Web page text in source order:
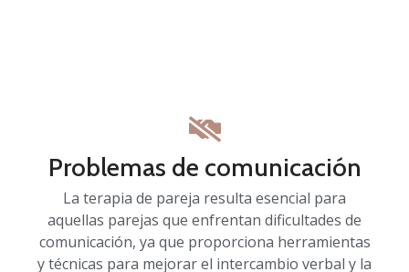
Problemas de comunicación
La terapia de pareja resulta esencial para
aquellas parejas que enfrentan dificultades de
comunicación, ya que proporciona herramientas
y técnicas para mejorar el intercambio verbal y la